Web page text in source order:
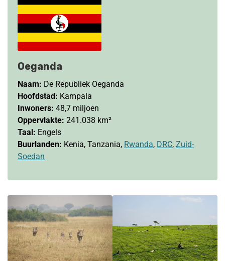
Oeganda
Naam: De Republiek Oeganda
Hoofdstad: Kampala
Inwoners: 48,7 miljoen
Oppervlakte: 241.038 km²
Taal: Engels
Buurlanden: Kenia, Tanzania, Rwanda, DRC, Zuid-
Soedan